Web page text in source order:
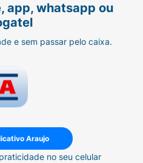
deverá ser sempre
dormindo.
na pele, suspenda o
app, whatsapp ou
e sem passar pelo caixa.
Araujo
no seu celular